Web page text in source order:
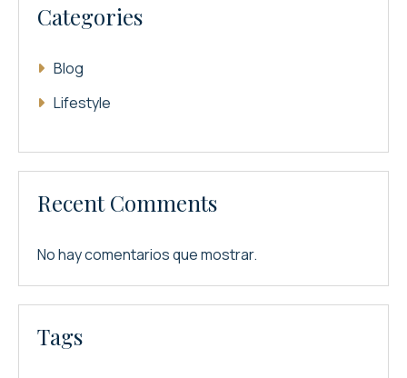
Categories
Blog
Lifestyle
Recent Comments
No hay comentarios que mostrar.
Tags